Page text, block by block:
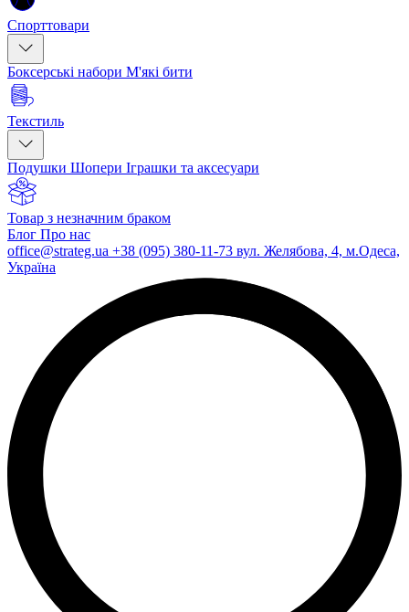
Спорттовари
Боксерські набори М'які бити
Текстиль
Подушки Шопери Іграшки та аксесуари
Товар з незначним браком
Блог Про нас
office@strateg.ua +38 (095) 380-11-73 вул. Желябова, 4, м.Одеса,
Україна